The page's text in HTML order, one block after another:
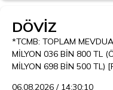
DÖVİZ
*TCMB: TOPLAM
MİLYON 036 BİN 800 TL
MİLYON 698 BİN 500 TL)
06.08.2026 / 14:30:10